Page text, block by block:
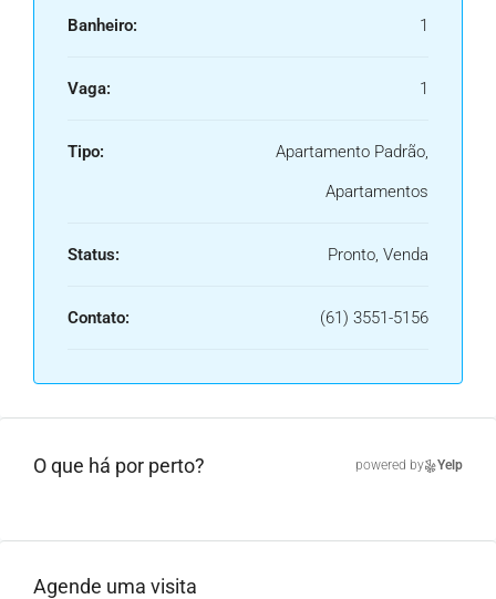
Banheiro: 1
Vaga: 1
Tipo:
Apartamento Padrão,
Apartamentos
Status: Pronto, Venda
Contato: (61) 3551-5156
O que há por perto? powered by Yelp
Agende uma visita